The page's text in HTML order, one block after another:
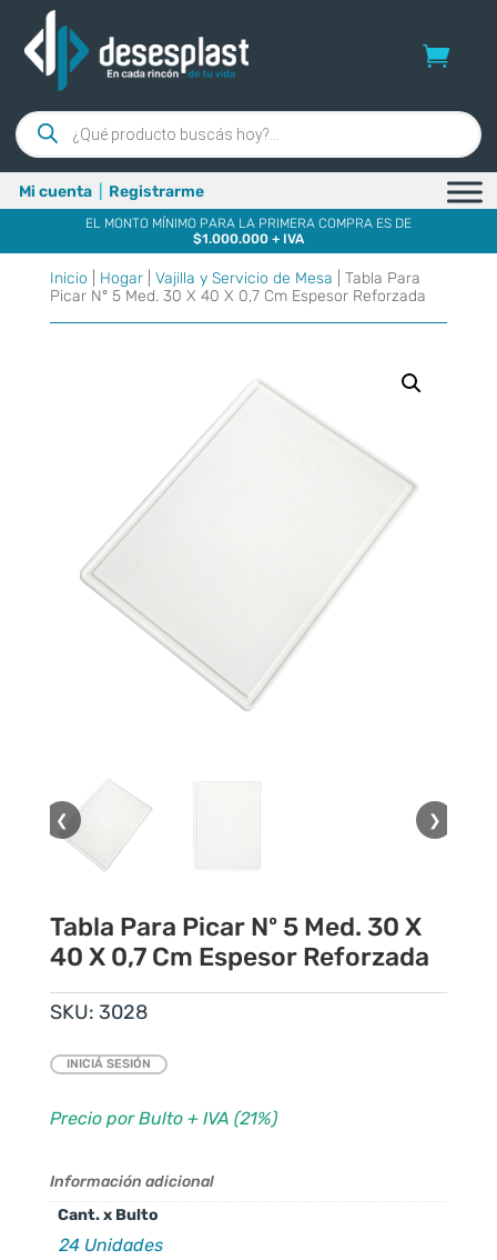
Búsqueda
de
productos
Mi cuenta Registrarme
EL MONTO MÍNIMO PARA LA PRIMERA COMPRA ES DE
$1.000.000 + IVA
Inicio Hogar| Vajilla y Servicio de Mesa | Tabla Para
Picar Nº 5 Med. 30 X 40 X 0,7 Cm Espesor Reforzada
❮ ❯
Tabla Para Picar Nº 5 Med. 30 X
40 X 0,7 Cm Espesor Reforzada
SKU: 3028
INICIÁ SESIÓN
Precio por Bulto + IVA (21%)
Información adicional
Cant. x Bulto
24 Unidades